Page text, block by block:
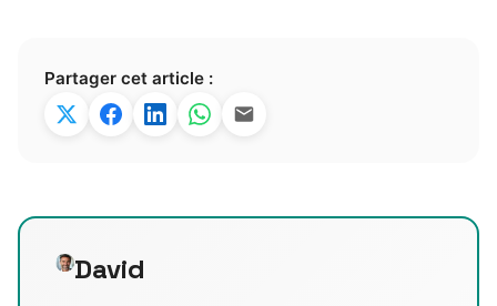
Partager cet article :
David